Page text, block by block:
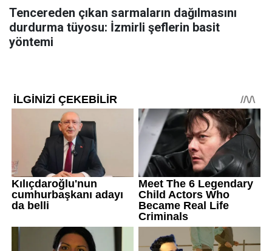
Tencereden çıkan sarmaların dağılmasını
durdurma tüyosu: İzmirli şeflerin basit
yöntemi